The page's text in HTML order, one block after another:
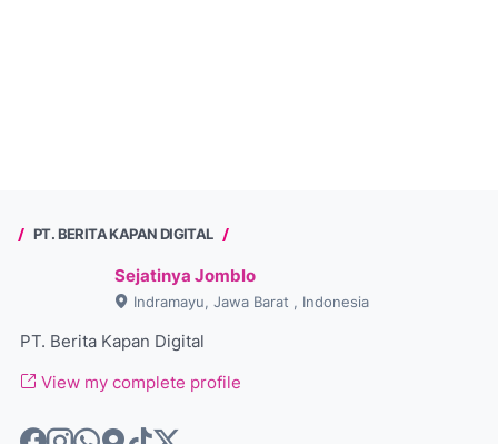
PT. BERITA KAPAN DIGITAL
Sejatinya Jomblo
Indramayu, Jawa Barat , Indonesia
PT. Berita Kapan Digital
View my complete profile